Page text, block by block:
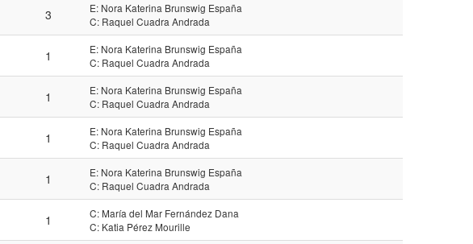
3
E: Nora Katerina Brunswig España
C: Raquel Cuadra Andrada
1
E: Nora Katerina Brunswig España
C: Raquel Cuadra Andrada
1
E: Nora Katerina Brunswig España
C: Raquel Cuadra Andrada
1
E: Nora Katerina Brunswig España
C: Raquel Cuadra Andrada
1
E: Nora Katerina Brunswig España
C: Raquel Cuadra Andrada
1
C: María del Mar Fernández Dana
C: Katia Pérez Mourille